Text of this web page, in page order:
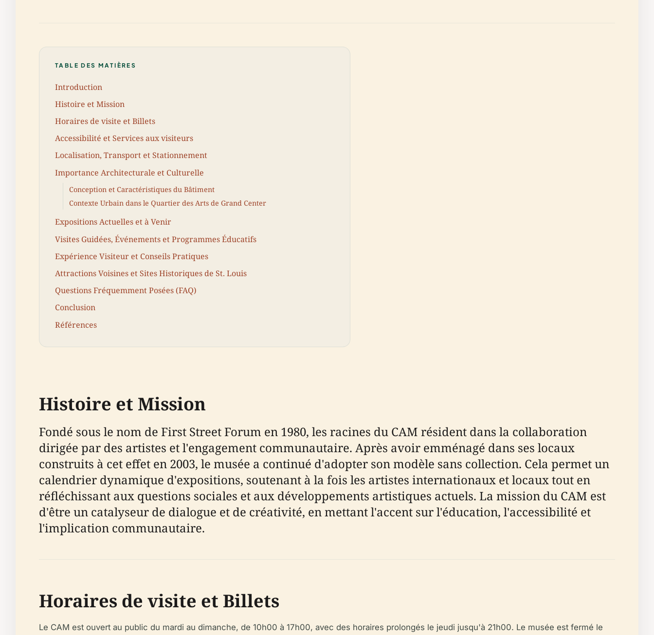
TABLE DES MATIÈRES
Introduction
Histoire et Mission
Horaires de visite et Billets
Accessibilité et Services aux visiteurs
Localisation, Transport et Stationnement
Importance Architecturale et Culturelle
Conception et Caractéristiques du Bâtiment
Contexte Urbain dans le Quartier des Arts de Grand Center
Expositions Actuelles et à Venir
Visites Guidées, Événements et Programmes Éducatifs
Expérience Visiteur et Conseils Pratiques
Attractions Voisines et Sites Historiques de St. Louis
Questions Fréquemment Posées (FAQ)
Conclusion
Références
Histoire et Mission
Fondé sous le nom de First Street Forum en 1980, les racines du CAM résident dans la collaboration
dirigée par des artistes et l'engagement communautaire. Après avoir emménagé dans ses locaux
construits à cet effet en 2003, le musée a continué d'adopter son modèle sans collection. Cela permet un
calendrier dynamique d'expositions, soutenant à la fois les artistes internationaux et locaux tout en
réfléchissant aux questions sociales et aux développements artistiques actuels. La mission du CAM est
d'être un catalyseur de dialogue et de créativité, en mettant l'accent sur l'éducation, l'accessibilité et
l'implication communautaire.
Horaires de visite et Billets
Le CAM est ouvert au public du mardi au dimanche, de 10h00 à 17h00, avec des horaires prolongés le jeudi jusqu'à 21h00. Le musée est fermé le